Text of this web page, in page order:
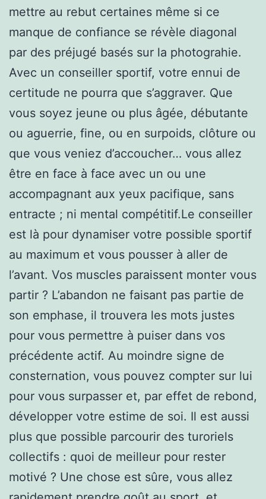
mettre au rebut certaines même si ce
manque de confiance se révèle diagonal
par des préjugé basés sur la photograhie.
Avec un conseiller sportif, votre ennui de
certitude ne pourra que s’aggraver. Que
vous soyez jeune ou plus âgée, débutante
ou aguerrie, fine, ou en surpoids, clôture ou
que vous veniez d’accoucher… vous allez
être en face à face avec un ou une
accompagnant aux yeux pacifique, sans
entracte ; ni mental compétitif.Le conseiller
est là pour dynamiser votre possible sportif
au maximum et vous pousser à aller de
l’avant. Vos muscles paraissent monter vous
partir ? L’abandon ne faisant pas partie de
son emphase, il trouvera les mots justes
pour vous permettre à puiser dans vos
précédente actif. Au moindre signe de
consternation, vous pouvez compter sur lui
pour vous surpasser et, par effet de rebond,
développer votre estime de soi. Il est aussi
plus que possible parcourir des turoriels
collectifs : quoi de meilleur pour rester
motivé ? Une chose est sûre, vous allez